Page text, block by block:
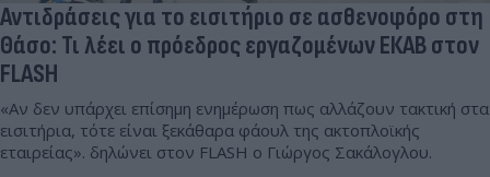
Αντιδράσεις για το εισιτήριο σε ασθενοφόρο στη
Θάσο: Τι λέει ο πρόεδρος εργαζομένων ΕΚΑΒ στον
FLASH
«Αν δεν υπάρχει επίσημη ενημέρωση πως αλλάζουν τακτική στα
εισιτήρια, τότε είναι ξεκάθαρα φάουλ της ακτοπλοϊκής
εταιρείας». δηλώνει στον FLASH ο Γιώργος Σακάλογλου.